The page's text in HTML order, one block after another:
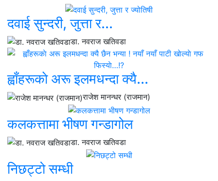
दवाई सुन्दरी, जुत्ता र...
डा. नवराज खतिवडा
ह्वाँहरूकाे अरू इलमधन्दा क्यै...
राजेश मानन्धर (राजमान)
कलकत्तामा भीषण गन्डागोल
डा. नवराज खतिवडा
निछट्टो सम्धी